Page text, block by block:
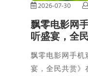
2026-07-30
飘零电影网
听盛宴，全
飘零电影网手机
宴，全民共赏》